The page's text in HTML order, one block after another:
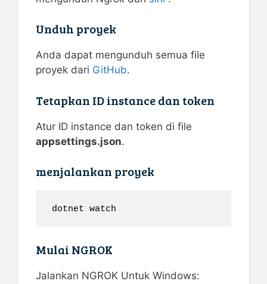
Unduh proyek
Anda dapat mengunduh semua file
proyek dari GitHub.
Tetapkan ID instance dan token
Atur ID instance dan token di file
appsettings.json.
menjalankan proyek
dotnet watch
Mulai NGROK
Jalankan NGROK Untuk Windows: